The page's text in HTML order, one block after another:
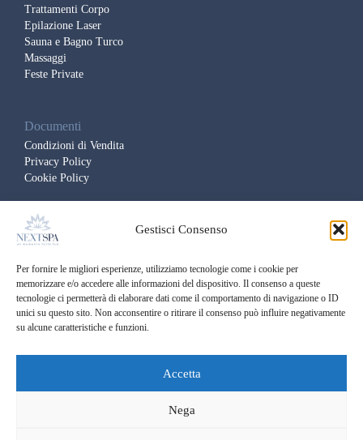
Gestisci Consenso
Per fornire le migliori esperienze, utilizziamo tecnologie come i cookie per
memorizzare e/o accedere alle informazioni del dispositivo. Il consenso a queste
tecnologie ci permetterà di elaborare dati come il comportamento di navigazione o ID
unici su questo sito. Non acconsentire o ritirare il consenso può influire negativamente
su alcune caratteristiche e funzioni.
Accetta
Nega
Trattamenti Corpo
Epilazione Laser
Sauna e Bagno Turco
Massaggi
Feste Private
Documenti
Condizioni di Vendita
Privacy Policy
Cookie Policy
rigenerano attraverso la riscoperta delle emozioni più autentiche e
dell’armonia con sé stessi.
Credits